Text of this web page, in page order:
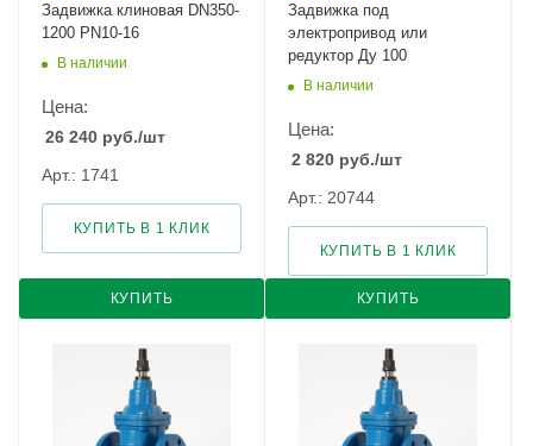
Задвижка клиновая DN350-
1200 PN10-16
В наличии
Цена:
26 240 руб./шт
Арт.: 1741
КУПИТЬ
КУПИТЬ В 1 КЛИК
Задвижка под
электропривод или
редуктор Ду 100
В наличии
Цена:
2 820 руб./шт
Арт.: 20744
КУПИТЬ
КУПИТЬ В 1 КЛИК